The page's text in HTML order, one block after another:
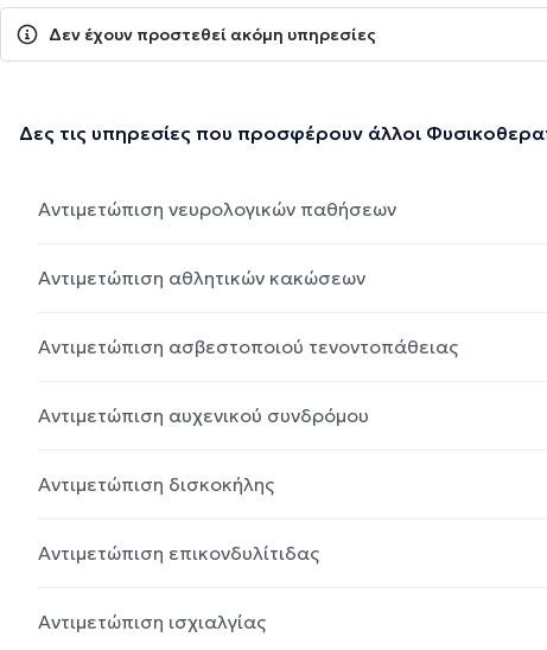
Δεν έχουν προστεθεί ακόμη υπηρεσίες
Δες τις υπηρεσίες που προσφέρουν άλλοι
Αντιμετώπιση νευρολογικών παθήσεων
Αντιμετώπιση αθλητικών κακώσεων
Αντιμετώπιση ασβεστοποιού τενοντοπάθειας
Αντιμετώπιση αυχενικού συνδρόμου
Αντιμετώπιση δισκοκήλης
Αντιμετώπιση επικονδυλίτιδας
Αντιμετώπιση ισχιαλγίας